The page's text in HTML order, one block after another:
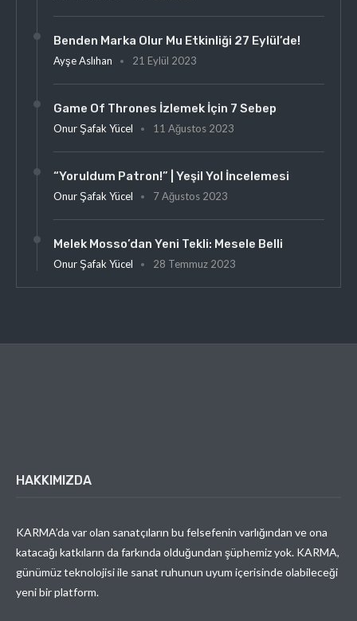
Benden Marka Olur Mu Etkinliği 27 Eylül’de!
Ayşe Aslıhan 21 Eylül 2023
Game Of Thrones İzlemek İçin 7 Sebep
Onur Şafak Yücel 11 Ağustos 2023
“Yoruldum Patron!” | Yeşil Yol İncelemesi
Onur Şafak Yücel 7 Ağustos 2023
Melek Mosso’dan Yeni Tekli: Mesele Belli
Onur Şafak Yücel 28 Temmuz 2023
HAKKIMIZDA
KARMA’da var olan sanatçıların bu felsefenin varlığından ve ona
katacağı katkıların da farkında olduğundan şüphemiz yok. KARMA,
günümüz teknolojisi ile sanat ruhunun uyum içerisinde olabileceği
yeni bir platform.